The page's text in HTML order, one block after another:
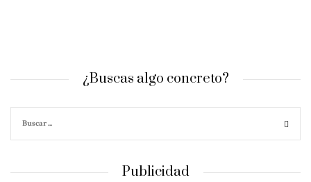
¿Buscas algo concreto?
Publicidad